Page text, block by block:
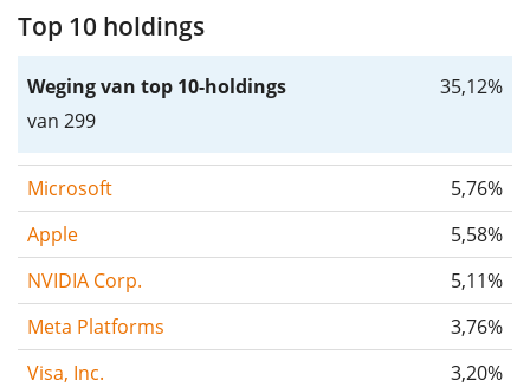
Top 10 holdings
Weging van top 10-holdings
van 299
35,12%
Microsoft
5,76%
Apple
5,58%
NVIDIA Corp.
5,11%
Meta Platforms
3,76%
Visa, Inc.
3,20%